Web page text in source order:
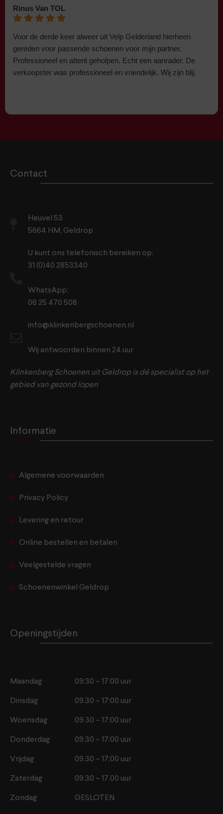
Rinus Van TOL
Voor de derde keer alweer uit Velp Gelderland hierheen
gereden voor passende schoenen voor mijn partner.
Professioneel en attent geholpen. Echt een aanrader. De
verkoopster was professioneel en vriendelijk. Wij zijn blij.
Contact
Heuvel 53
5664 HM, Geldrop
U kunt ons telefonisch bereiken op:
31 (0)40 2853340
WhatsApp:
06 25 470 508
info@klinkenbergschoenen.nl
Wij antwoorden binnen 24 uur
Klinkenberg Schoenen uit Geldrop is dé specialist op het
gebied van gezond lopen
Informatie
Algemene voorwaarden
Privacy Policy
Levering en retour
Online bestellen en betalen
Veelgestelde vragen
Schoenenwinkel Geldrop
Openingstijden
Maandag 09:30 – 17:00 uur
Dinsdag 09.30 – 17:00 uur
Woensdag 09.30 – 17:00 uur
Donderdag 09.30 – 17:00 uur
Vrijdag 09.30 – 17:00 uur
Zaterdag 09.30 – 17.00 uur
Zondag GESLOTEN